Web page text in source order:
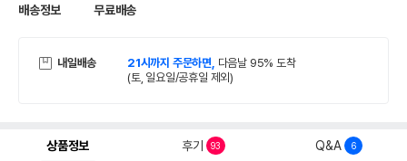
배송정보 무료배송
내일배송 21시까지 주문하면, 다음날 95% 도착
(토, 일요일/공휴일 제외)
상품정보 후기 93 Q&A 6